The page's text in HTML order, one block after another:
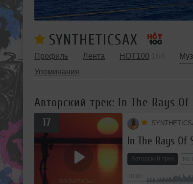
SYNTHETICSAX
Профиль Лента HOT100
Упоминания
Авторский трек: In The Rays Of
17
In The Rays Of
Авторский трек